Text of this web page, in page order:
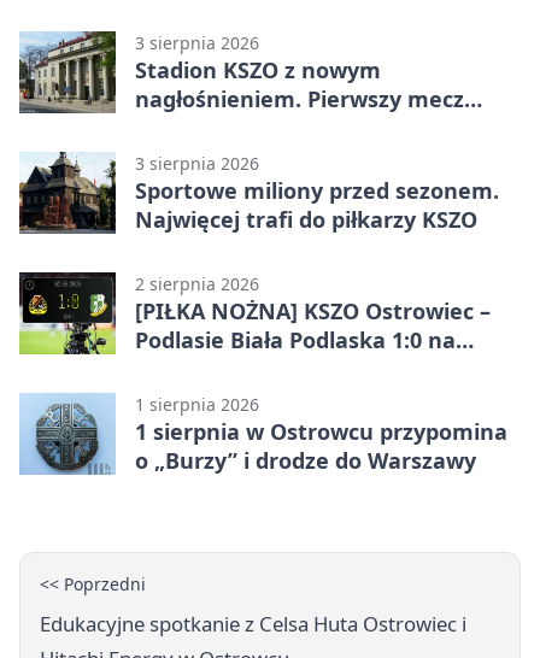
3 sierpnia 2026
Stadion KSZO z nowym
nagłośnieniem. Pierwszy mecz
3 sierpnia 2026
Sportowe miliony przed sezonem.
Najwięcej trafi do piłkarzy KSZO
2 sierpnia 2026
[PIŁKA NOŻNA] KSZO Ostrowiec –
Podlasie Biała Podlaska 1:0 na
(Grupa IV)
1 sierpnia 2026
1 sierpnia w Ostrowcu przypomina
o „Burzy” i drodze do Warszawy
<< Poprzedni
Edukacyjne spotkanie z Celsa Huta Ostrowiec i